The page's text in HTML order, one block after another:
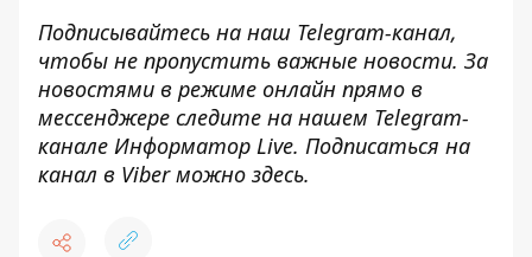
Подписывайтесь на наш Telegram-канал,
чтобы не пропустить важные новости. За
новостями в режиме онлайн прямо в
мессенджере следите на нашем Telegram-
канале Информатор Live. Подписаться на
канал в Viber можно здесь.